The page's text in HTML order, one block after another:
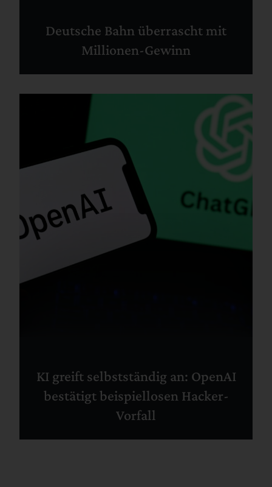
Deutsche Bahn überrascht mit
Millionen-Gewinn
KI greift selbstständig an: OpenAI
bestätigt beispiellosen Hacker-
Vorfall